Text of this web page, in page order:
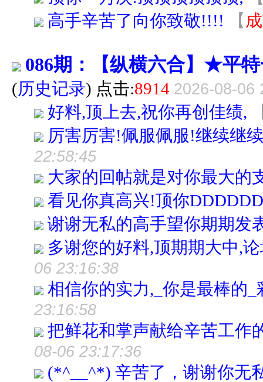
高手辛苦了向你致敬!!!!
【
086期：【纵横六合】★平
(历史记录) 点击:8914 2026-08-06
好料,顶上去,祝你再创佳绩,
厉害厉害!佩服佩服!继续继
22:58:45
大家的回帖就是对你最大的
看见你真高兴!顶你DDDDDD
谢谢无私的高手望你期期发
多谢您的好料,顶期期大中,
06 23:16:38
相信你的实力,_你是最棒的
23:16:58
把鲜花和掌声献给辛苦工作
08-06 23:17:36
(*^__^*) 辛苦了，谢谢你无